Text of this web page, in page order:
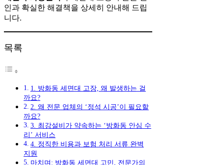
인과 확실한 해결책을 상세히 안내해 드립
니다.
목록
1. 방화동 세면대 고장, 왜 발생하는 걸
까요?
2. 왜 전문 업체의 ‘정석 시공’이 필요할
까요?
3. 최강설비가 약속하는 ‘방화동 안심 수
리’ 서비스
4. 정직한 비용과 보험 처리 서류 완벽
지원
마치며: 방화동 세면대 고민, 전문가의